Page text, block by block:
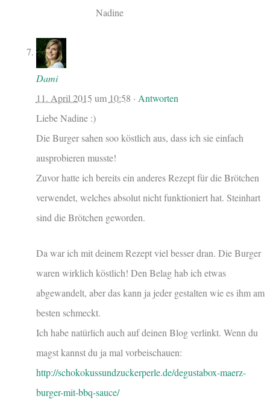
Nadine
Dami
11. April 2015 um 10:58 · Antworten
Liebe Nadine :)
Die Burger sahen soo köstlich aus, dass ich sie einfach
ausprobieren musste!
Zuvor hatte ich bereits ein anderes Rezept für die Brötchen
verwendet, welches absolut nicht funktioniert hat. Steinhart
sind die Brötchen geworden.
Da war ich mit deinem Rezept viel besser dran. Die Burger
waren wirklich köstlich! Den Belag hab ich etwas
abgewandelt, aber das kann ja jeder gestalten wie es ihm am
besten schmeckt.
Ich habe natürlich auch auf deinen Blog verlinkt. Wenn du
magst kannst du ja mal vorbeischauen:
http://schokokussundzuckerperle.de/degustabox-maerz-
burger-mit-bbq-sauce/